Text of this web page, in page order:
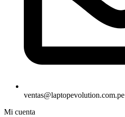
ventas@laptopevolution.com.pe
Mi cuenta